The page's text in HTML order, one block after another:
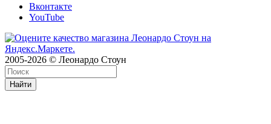
Вконтакте
YouTube
2005-2026 © Леонардо Стоун
Найти